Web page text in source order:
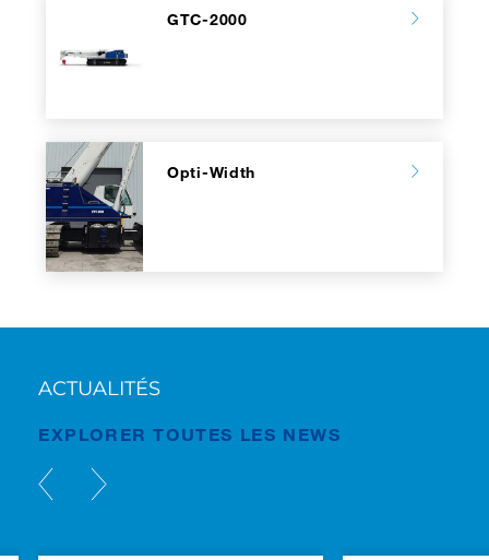
GTC-2000
Opti-Width
ACTUALITÉS
EXPLORER TOUTES LES NEWS